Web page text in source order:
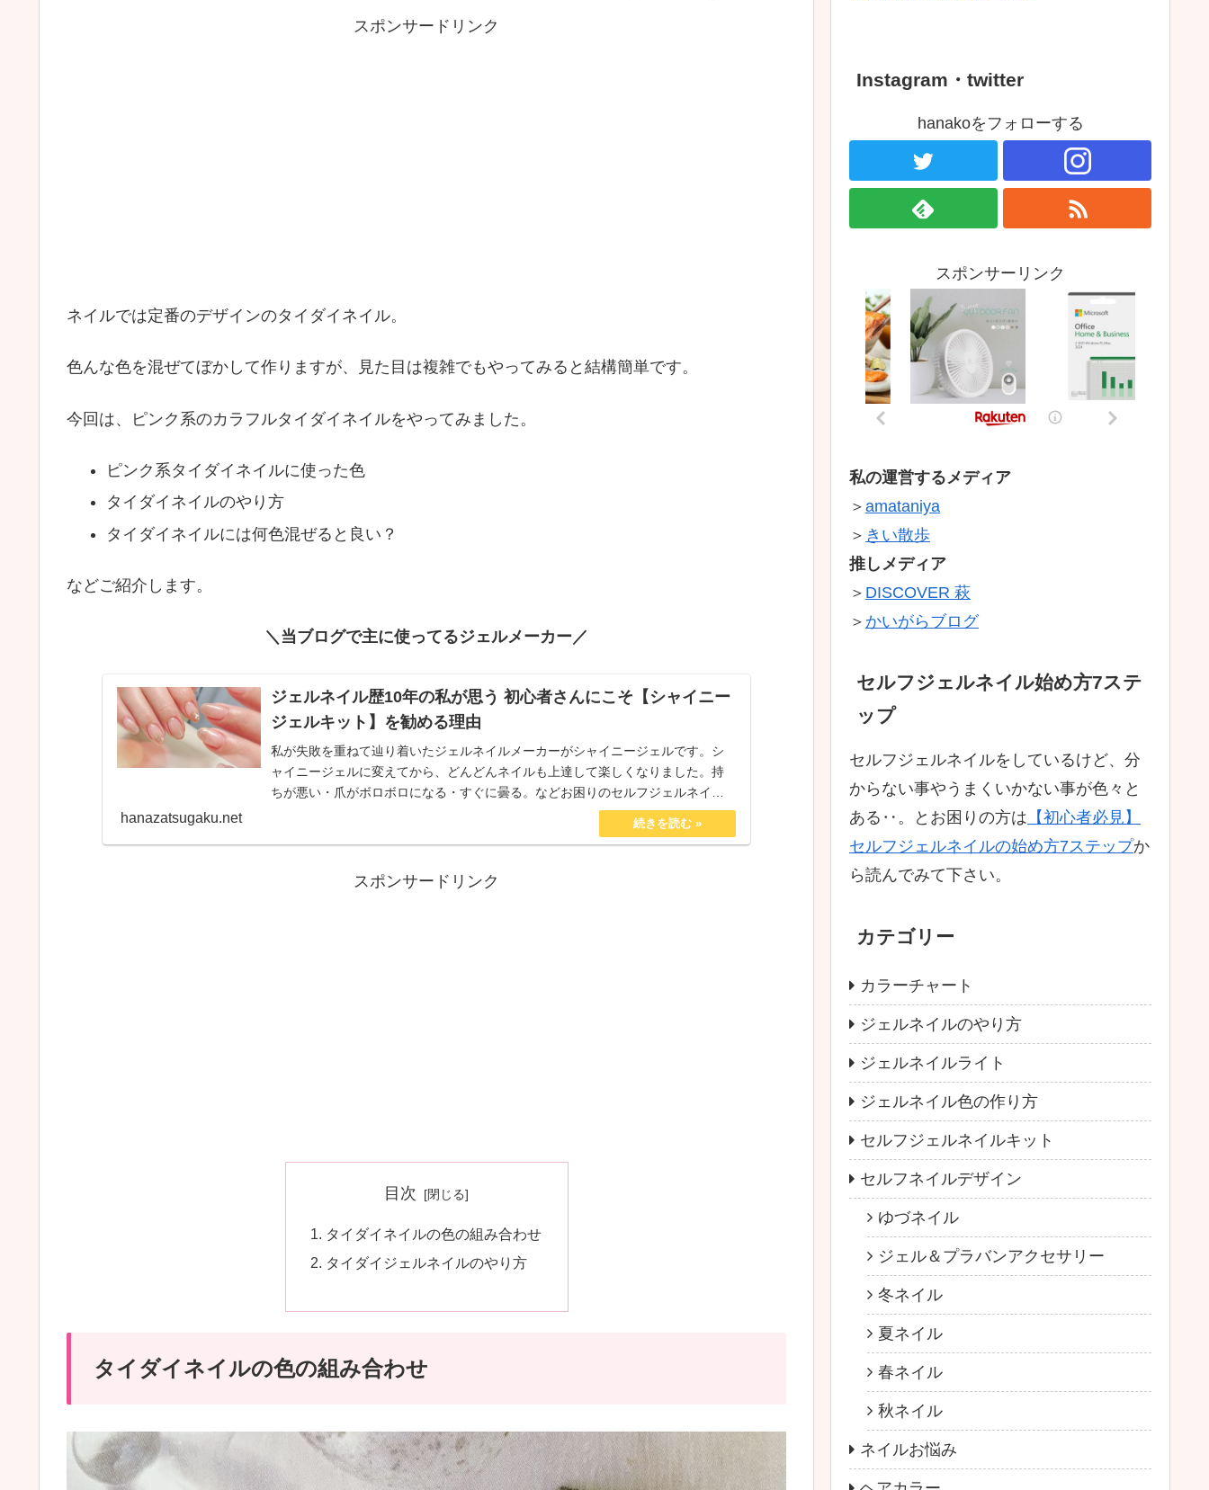
スポンサードリンク
ネイルでは定番のデザインのタイダイネイル。
色んな色を混ぜてぼかして作りますが、見た目は複雑でもやってみると結構簡単です。
今回は、ピンク系のカラフルタイダイネイルをやってみました。
ピンク系タイダイネイルに使った色
タイダイネイルのやり方
タイダイネイルには何色混ぜると良い？
などご紹介します。
＼当ブログで主に使ってるジェルメーカー／
ジェルネイル歴10年の私が思う 初心者さんにこそ【シャイニー
ジェルキット】を勧める理由
私が失敗を重ねて辿り着いたジェルネイルメーカーがシャイニージェルです。シ
ャイニージェルに変えてから、どんどんネイルも上達して楽しくなりました。持
ちが悪い・爪がボロボロになる・すぐに曇る。などお困りのセルフジェルネイラ
ーさん。一生懸命頑張ってもうまくいかないのは、使っている製品が悪いのか
hanazatsugaku.net
スポンサードリンク
目次
タイダイネイルの色の組み合わせ
タイダイジェルネイルのやり方
タイダイネイルの色の組み合わせ
Instagram・twitter
hanakoをフォローする
スポンサーリンク
私の運営するメディア
＞ amataniya
＞ きい散歩
推しメディア
＞ DISCOVER 萩
＞ かいがらブログ
セルフジェルネイル始め方7ステ
ップ
セルフジェルネイルをしているけど、分
からない事やうまくいかない事が色々と
ある‥。とお困りの方は 【初心者必見】
セルフジェルネイルの始め方7ステップか
ら読んでみて下さい。
カテゴリー
カラーチャート
ジェルネイルのやり方
ジェルネイルライト
ジェルネイル色の作り方
セルフジェルネイルキット
セルフネイルデザイン
ゆづネイル
ジェル＆プラバンアクセサリー
冬ネイル
夏ネイル
春ネイル
秋ネイル
ネイルお悩み